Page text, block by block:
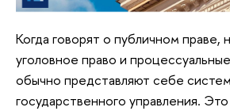
Когда говорят о публичном праве,
уголовное право и
обычно представляют себе
государственного управления.